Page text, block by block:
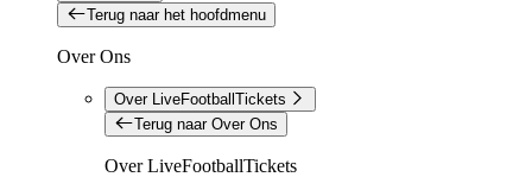
Terug naar het hoofdmenu
Over Ons
Over LiveFootballTickets
Terug naar Over Ons
Over LiveFootballTickets